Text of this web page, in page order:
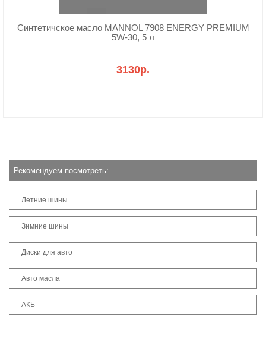
Синтетичское масло MANNOL 7908 ENERGY PREMIUM
5W-30, 5 л
..
3130р.
Рекомендуем посмотреть:
Летние шины
Зимние шины
Диски для авто
Авто масла
АКБ